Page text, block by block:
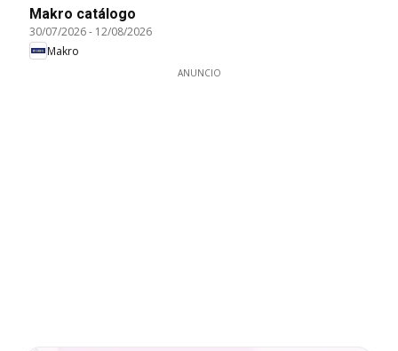
Makro catálogo
30/07/2026- 12/08/2026
Makro
ANUNCIO